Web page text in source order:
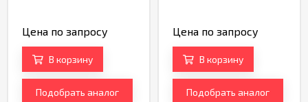
Цена по запросу
В корзину
Подобрать аналог
Цена по запросу
В корзину
Подобрать аналог